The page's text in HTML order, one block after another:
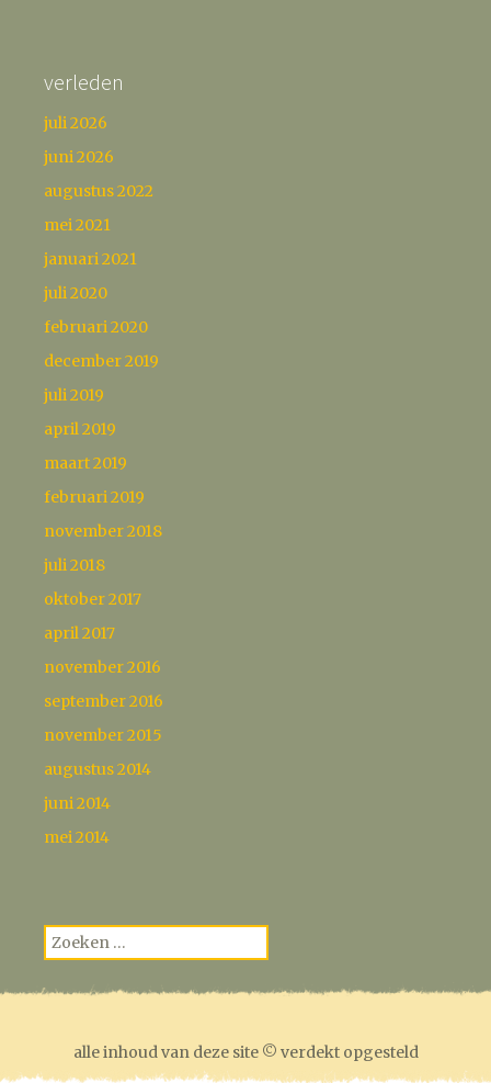
verleden
juli 2026
juni 2026
augustus 2022
mei 2021
januari 2021
juli 2020
februari 2020
december 2019
juli 2019
april 2019
maart 2019
februari 2019
november 2018
juli 2018
oktober 2017
april 2017
november 2016
september 2016
november 2015
augustus 2014
juni 2014
mei 2014
Zoeken
naar:
alle inhoud van deze site © verdekt opgesteld